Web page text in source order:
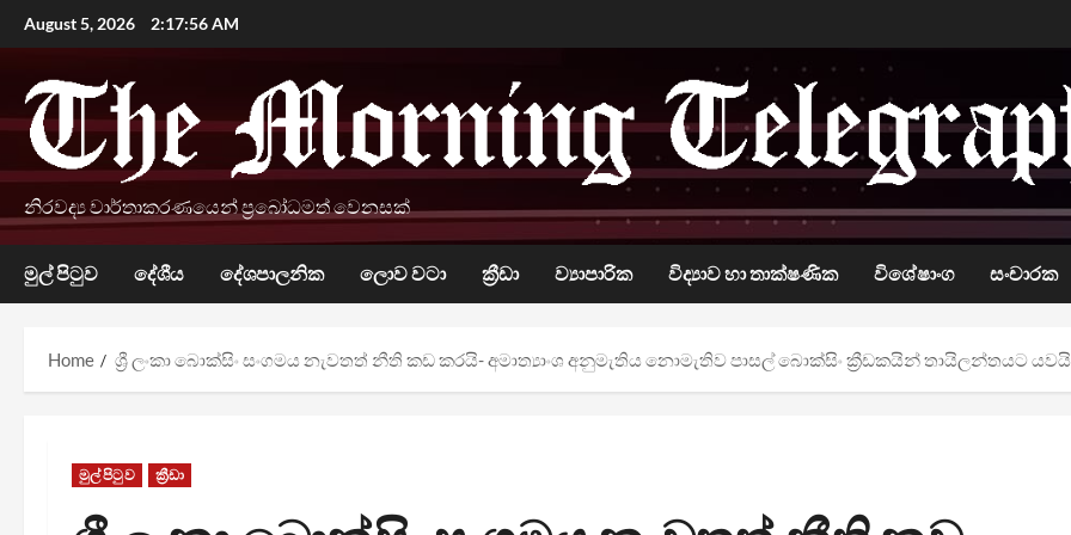
Skip
to
content
August 5, 2026 2:17:57 AM
නිරවද්‍ය වාර්තාකරණයෙන් ප්‍රබෝධමත් වෙනසක්
මුල් පිටුව දේශීය දේශපාලනික ලොව වටා ක්‍රීඩා ව්‍යාපාරික විද්‍යාව හා තාක්ෂණික විශේෂාංග සංචාරක
Home ශ්‍රී ලංකා බොක්සිං සංගමය නැවතත් නීති කඩ කරයි- අමාත්‍යාංශ අනුමැතිය නොමැතිව පාසල් බොක්සිං ක්‍රීඩකයින් තායිලන්තයට යවයි
මුල් පිටුව ක්‍රීඩා